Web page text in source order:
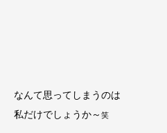
なんて思ってしまうのは
私だけでしょうか～ 笑